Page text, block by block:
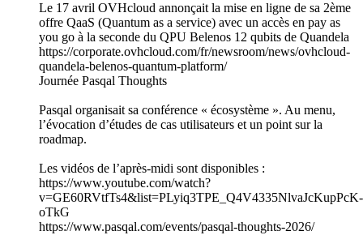
Le 17 avril OVHcloud annonçait la mise en ligne de sa 2ème
offre QaaS (Quantum as a service) avec un accès en pay as
you go à la seconde du QPU Belenos 12 qubits de Quandela
https://corporate.ovhcloud.com/fr/newsroom/news/ovhcloud-
quandela-belenos-quantum-platform/
Journée Pasqal Thoughts
Pasqal organisait sa conférence « écosystème ». Au menu,
l’évocation d’études de cas utilisateurs et un point sur la
roadmap.
Les vidéos de l’après-midi sont disponibles :
https://www.youtube.com/watch?
v=GE60RVtfTs4&list=PLyiq3TPE_Q4V4335NlvaJcKupPcK-
oTkG
https://www.pasqal.com/events/pasqal-thoughts-2026/